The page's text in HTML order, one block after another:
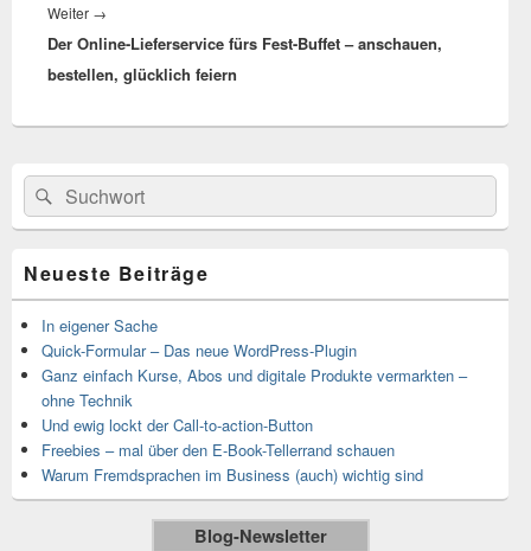
Weiter →
Beitrag:
Der Online-Lieferservice fürs Fest-Buffet – anschauen,
bestellen, glücklich feiern
Primärer
Seitenleisten-
Widgetbereich
Suchen
nach:
Suchen
Neueste Beiträge
In eigener Sache
Quick-Formular – Das neue WordPress-Plugin
Ganz einfach Kurse, Abos und digitale Produkte vermarkten –
ohne Technik
Und ewig lockt der Call-to-action-Button
Freebies – mal über den E-Book-Tellerrand schauen
Warum Fremdsprachen im Business (auch) wichtig sind
Blog-Newsletter